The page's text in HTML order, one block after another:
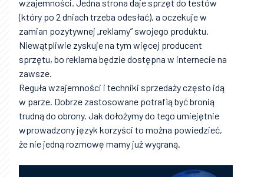
wzajemności. Jedna strona daje sprzęt do testów
(który po 2 dniach trzeba odesłać), a oczekuje w
zamian pozytywnej „reklamy” swojego produktu.
Niewątpliwie zyskuje na tym więcej producent
sprzętu, bo reklama będzie dostępna w internecie na
zawsze.
Reguła wzajemności i techniki sprzedaży często idą
w parze. Dobrze zastosowane potrafią być bronią
trudną do obrony. Jak dołożymy do tego umiejętnie
wprowadzony język korzyści to można powiedzieć,
że nie jedną rozmowę mamy już wygraną.